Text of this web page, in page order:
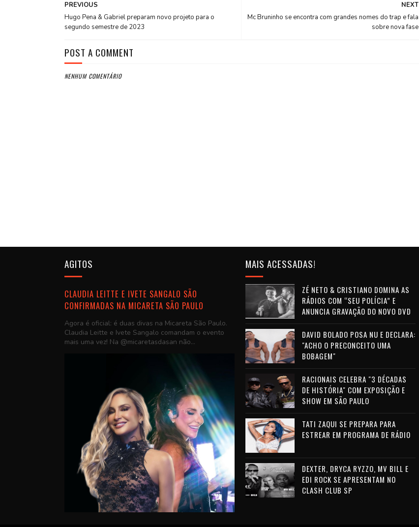
NEXT
Mc Bruninho se encontra com grandes nomes do trap e fala
sobre nova fase
PREVIOUS
Hugo Pena & Gabriel preparam novo projeto para o
segundo semestre de 2023
POST A COMMENT
NENHUM COMENTÁRIO
AGITOS
CLAUDIA LEITTE E IVETE SANGALO SÃO
CONFIRMADAS NA MICARETA SÃO PAULO
Agora é oficial: é duas divas na Micareta São Paulo.
Claudia Leitte e Ivete Sangalo comandam o evento
mais uma vez! Na @micaretasdasan não...
MAIS ACESSADAS!
ZÉ NETO & CRISTIANO DOMINA AS
RÁDIOS COM “SEU POLÍCIA” E
ANUNCIA GRAVAÇÃO DO NOVO DVD
DAVID BOLADO POSA NU E DECLARA:
"ACHO O PRECONCEITO UMA
BOBAGEM"
RACIONAIS CELEBRA "3 DÉCADAS
DE HISTÓRIA" COM EXPOSIÇÃO E
SHOW EM SÃO PAULO
TATI ZAQUI SE PREPARA PARA
ESTREAR EM PROGRAMA DE RÁDIO
DEXTER, DRYCA RYZZO, MV BILL E
EDI ROCK SE APRESENTAM NO
CLASH CLUB SP